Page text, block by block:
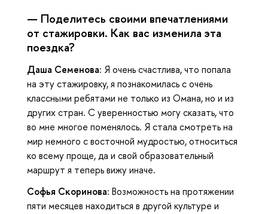
— Поделитесь своими впечатлениями
от стажировки. Как вас изменила эта
поездка?
Даша Семенова: Я очень счастлива, что попала
на эту стажировку, я познакомилась с очень
классными ребятами не только из Омана, но и из
других стран. С уверенностью могу сказать, что
во мне многое поменялось. Я стала смотреть на
мир немного с восточной мудростью, относиться
ко всему проще, да и свой образовательный
маршрут я теперь вижу иначе.
Софья Скоринова: Возможность на протяжении
пяти месяцев находиться в другой культуре и